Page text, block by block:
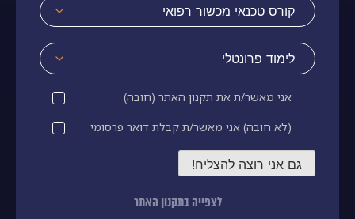
אני מאשר/ת את תקנון האתר (חובה)
(לא חובה) אני מאשר/ת קבלת דואר פרסומי
לצפייה בתקנון האתר